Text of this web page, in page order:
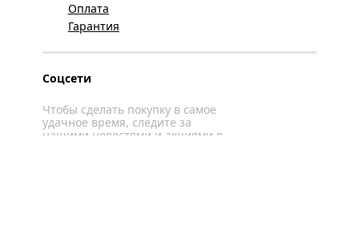
Оплата
Гарантия
Соцсети
Чтобы сделать покупку в самое
удачное время, следите за
нашими новостями и акциями в